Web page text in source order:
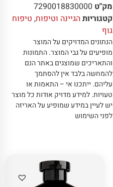
מק"ט 7290018830000
קטגוריותהגיינה וטיפוח, טיפוח
גוף
הנתונים המדויקים על המוצר
מופיעים על גבי המוצר.התמונות
והתאריכים שמוצגים באתר הנם
להמחשה בלבד אין להסתמך
עליהם.ייתכנו אי – התאמות או
טעויות.למידע מדויק אודות כל מוצר
יש לעיין במידע שמופיע על האריזה
לפני השימוש